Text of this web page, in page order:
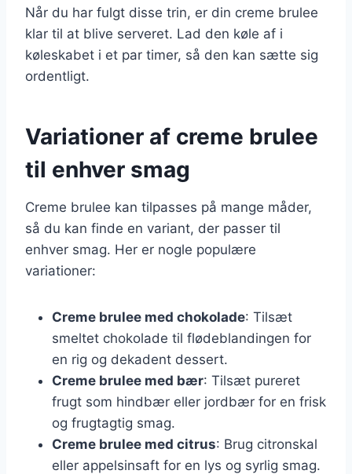
Når du har fulgt disse trin, er din creme brulee
klar til at blive serveret. Lad den køle af i
køleskabet i et par timer, så den kan sætte sig
ordentligt.
Variationer af creme brulee
til enhver smag
Creme brulee kan tilpasses på mange måder,
så du kan finde en variant, der passer til
enhver smag. Her er nogle populære
variationer:
Creme brulee med chokolade: Tilsæt
smeltet chokolade til flødeblandingen for
en rig og dekadent dessert.
Creme brulee med bær: Tilsæt pureret
frugt som hindbær eller jordbær for en frisk
og frugtagtig smag.
Creme brulee med citrus: Brug citronskal
eller appelsinsaft for en lys og syrlig smag.